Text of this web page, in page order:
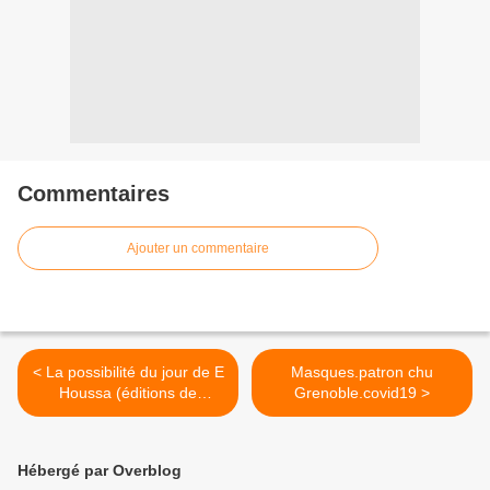
Commentaires
Ajouter un commentaire
< La possibilité du jour de E
Houssa (éditions de
l'observatoire)
Masques.patron chu
Grenoble.covid19 >
Hébergé par Overblog